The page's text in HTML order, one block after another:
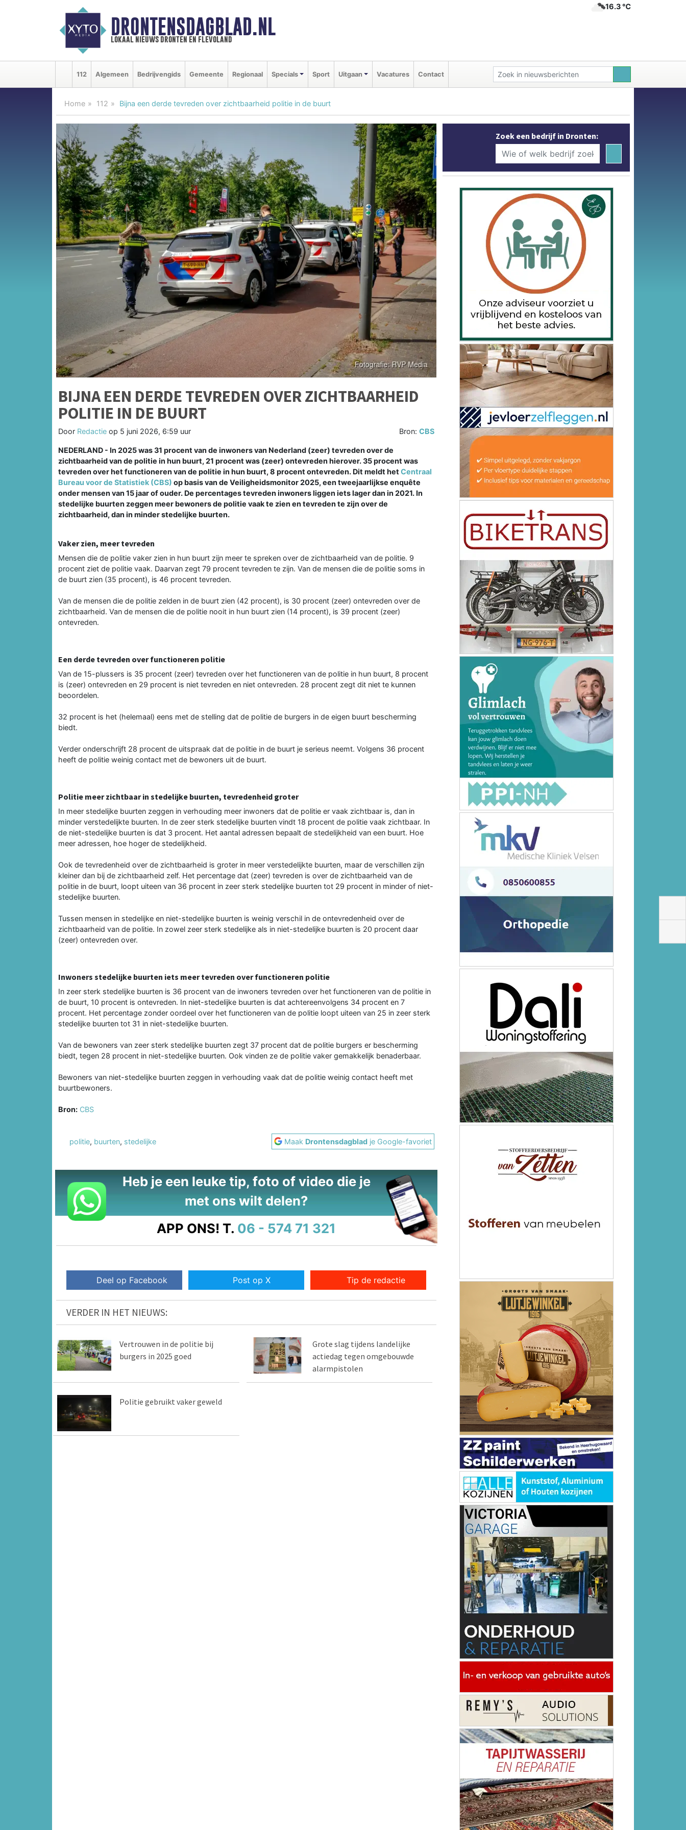
DRONTENSDAGBLAD.NL
lokaal nieuws dronten en flevoland
16.3 ℃
112 Algemeen Bedrijvengids Gemeente Regionaal Specials Sport Uitgaan Vacatures Contact
Home 112 Bijna een derde tevreden over zichtbaarheid politie in de buurt
BIJNA EEN DERDE TEVREDEN OVER ZICHTBAARHEID
POLITIE IN DE BUURT
Door Redactie op 5 juni 2026, 6:59 uur Bron:CBS
NEDERLAND - In 2025 was 31 procent van de inwoners van Nederland (zeer) tevreden over de
zichtbaarheid van de politie in hun buurt, 21 procent was (zeer) ontevreden hierover. 35 procent was
tevreden over het functioneren van de politie in hun buurt, 8 procent ontevreden. Dit meldt het Centraal
Bureau voor de Statistiek (CBS) op basis van de Veiligheidsmonitor 2025, een tweejaarlijkse enquête
onder mensen van 15 jaar of ouder. De percentages tevreden inwoners liggen iets lager dan in 2021. In
stedelijke buurten zeggen meer bewoners de politie vaak te zien en tevreden te zijn over de
zichtbaarheid, dan in minder stedelijke buurten.
Vaker zien, meer tevreden
Mensen die de politie vaker zien in hun buurt zijn meer te spreken over de zichtbaarheid van de politie. 9
procent ziet de politie vaak. Daarvan zegt 79 procent tevreden te zijn. Van de mensen die de politie soms in
de buurt zien (35 procent), is 46 procent tevreden.
Van de mensen die de politie zelden in de buurt zien (42 procent), is 30 procent (zeer) ontevreden over de
zichtbaarheid. Van de mensen die de politie nooit in hun buurt zien (14 procent), is 39 procent (zeer)
ontevreden.
Een derde tevreden over functioneren politie
Van de 15-plussers is 35 procent (zeer) tevreden over het functioneren van de politie in hun buurt, 8 procent
is (zeer) ontevreden en 29 procent is niet tevreden en niet ontevreden. 28 procent zegt dit niet te kunnen
beoordelen.
32 procent is het (helemaal) eens met de stelling dat de politie de burgers in de eigen buurt bescherming
biedt.
Verder onderschrijft 28 procent de uitspraak dat de politie in de buurt je serieus neemt. Volgens 36 procent
heeft de politie weinig contact met de bewoners uit de buurt.
Politie meer zichtbaar in stedelijke buurten, tevredenheid groter
In meer stedelijke buurten zeggen in verhouding meer inwoners dat de politie er vaak zichtbaar is, dan in
minder verstedelijkte buurten. In de zeer sterk stedelijke buurten vindt 18 procent de politie vaak zichtbaar. In
de niet-stedelijke buurten is dat 3 procent. Het aantal adressen bepaalt de stedelijkheid van een buurt. Hoe
meer adressen, hoe hoger de stedelijkheid.
Ook de tevredenheid over de zichtbaarheid is groter in meer verstedelijkte buurten, maar de verschillen zijn
kleiner dan bij de zichtbaarheid zelf. Het percentage dat (zeer) tevreden is over de zichtbaarheid van de
politie in de buurt, loopt uiteen van 36 procent in zeer sterk stedelijke buurten tot 29 procent in minder of niet-
stedelijke buurten.
Tussen mensen in stedelijke en niet-stedelijke buurten is weinig verschil in de ontevredenheid over de
zichtbaarheid van de politie. In zowel zeer sterk stedelijke als in niet-stedelijke buurten is 20 procent daar
(zeer) ontevreden over.
Inwoners stedelijke buurten iets meer tevreden over functioneren politie
In zeer sterk stedelijke buurten is 36 procent van de inwoners tevreden over het functioneren van de politie in
de buurt, 10 procent is ontevreden. In niet-stedelijke buurten is dat achtereenvolgens 34 procent en 7
procent. Het percentage zonder oordeel over het functioneren van de politie loopt uiteen van 25 in zeer sterk
stedelijke buurten tot 31 in niet-stedelijke buurten.
Van de bewoners van zeer sterk stedelijke buurten zegt 37 procent dat de politie burgers er bescherming
biedt, tegen 28 procent in niet-stedelijke buurten. Ook vinden ze de politie vaker gemakkelijk benaderbaar.
Bewoners van niet-stedelijke buurten zeggen in verhouding vaak dat de politie weinig contact heeft met
buurtbewoners.
Bron: CBS
politie, buurten, stedelijke Maak Drontensdagblad je Google-favoriet
Heb je een leuke tip, foto of video die je
met ons wilt delen?
APP ONS! T. 06 - 574 71 321
Deel op Facebook Post op X Tip de redactie
VERDER IN HET NIEUWS:
Vertrouwen in de politie bij
burgers in 2025 goed
Grote slag tijdens landelijke
actiedag tegen omgebouwde
alarmpistolen
Politie gebruikt vaker geweld
Zoek een bedrijf in Dronten: